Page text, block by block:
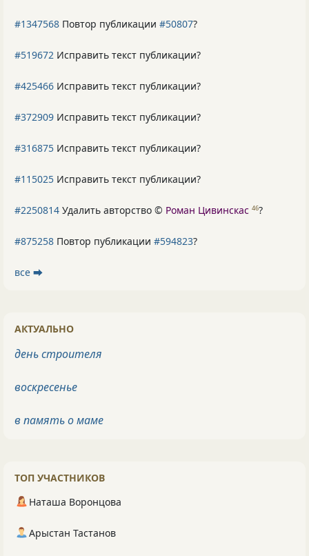
#1347568 Повтор публикации #50807?
#519672 Исправить текст публикации?
#425466 Исправить текст публикации?
#372909 Исправить текст публикации?
#316875 Исправить текст публикации?
#115025 Исправить текст публикации?
#2250814 Удалить авторство © Роман Цивинскас 46?
#875258 Повтор публикации #594823?
все ⮕
АКТУАЛЬНО
день строителя
воскресенье
в память о маме
ТОП УЧАСТНИКОВ
Наташа Воронцова
Арыстан Тастанов